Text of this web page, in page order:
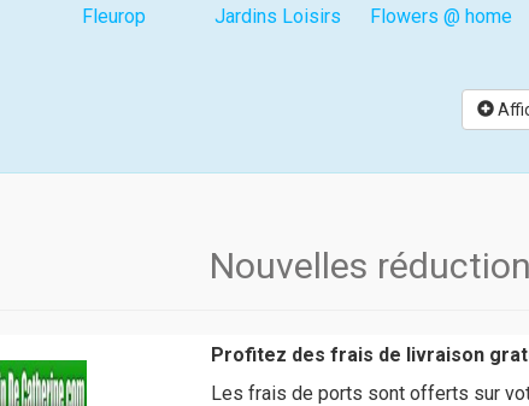
Fleurop Jardins Loisirs Flowers @ home
Nouvelles
Profitez des frais de livraison
Les frais de ports sont offerts sur